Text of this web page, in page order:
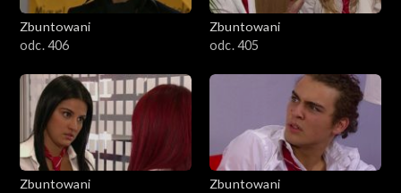
Zbuntowani
odc. 406
Zbuntowani
odc. 405
Zbuntowani
Zbuntowani